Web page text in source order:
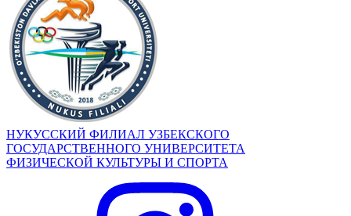
НУКУССКИЙ ФИЛИАЛ УЗБЕКСКОГО
ГОСУДАРСТВЕННОГО УНИВЕРСИТЕТА
ФИЗИЧЕСКОЙ КУЛЬТУРЫ И СПОРТА